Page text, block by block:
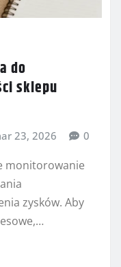
do
sklepu
23, 2026 0
monitorowanie
zysków. Aby